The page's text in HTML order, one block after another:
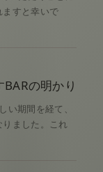
すと幸いで
の明かり
い期間を経て、
ました。これ